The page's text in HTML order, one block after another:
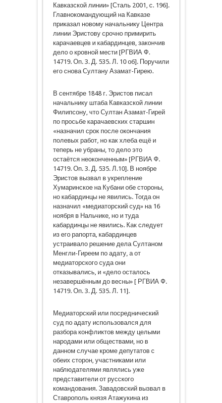
Кавказской линии» [Сталь 2001, с. 196].
Главнокомандующий на Кавказе
приказал новому начальнику Центра
линии Эристову срочно примирить
карачаевцев и кабардинцев, закончив
дело о кровной мести [РГВИА Ф.
14719. Оп. 3. Д. 535. Л. 10 об]. Поручили
его снова Султану Азамат-Гирею.
В сентябре 1848 г. Эристов писал
начальнику штаба Кавказской линии
Филипсону, что Султан Азамат-Гирей
по просьбе карачаевских старшин
«назначил срок после окончания
полевых работ, но как хлеба ещё и
теперь не убраны, то дело это
остаётся неоконченным» [РГВИА Ф.
14719. Оп. 3. Д. 535. Л.10]. В ноябре
Эристов вызвал в укрепление
Хумаринское на Кубани обе стороны,
но кабардинцы не явились. Тогда он
назначил «медиаторский суд» на 16
ноября в Нальчике, но и туда
кабардинцы не явились. Как следует
из его рапорта, кабардинцев
устраивало решение дела Султаном
Менгли-Гиреем по адату, а от
медиаторского суда они
отказывались, и «дело осталось
незавершённым до весны» [ РГВИА Ф.
14719. Оп. 3. Д. 535. Л. 11].
Медиаторский или посреднический
суд по адату использовался для
разбора конфликтов между целыми
народами или обществами, но в
данном случае кроме депутатов с
обеих сторон, участниками или
наблюдателями являлись уже
представители от русского
командования. Завадовский вызвал в
Ставрополь князя Атажукина из